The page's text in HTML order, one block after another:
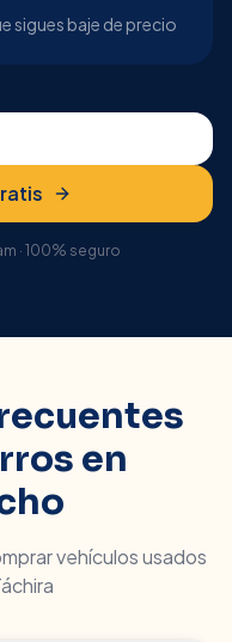
sigues baje de precio
· 100% seguro
en
vehículos usados